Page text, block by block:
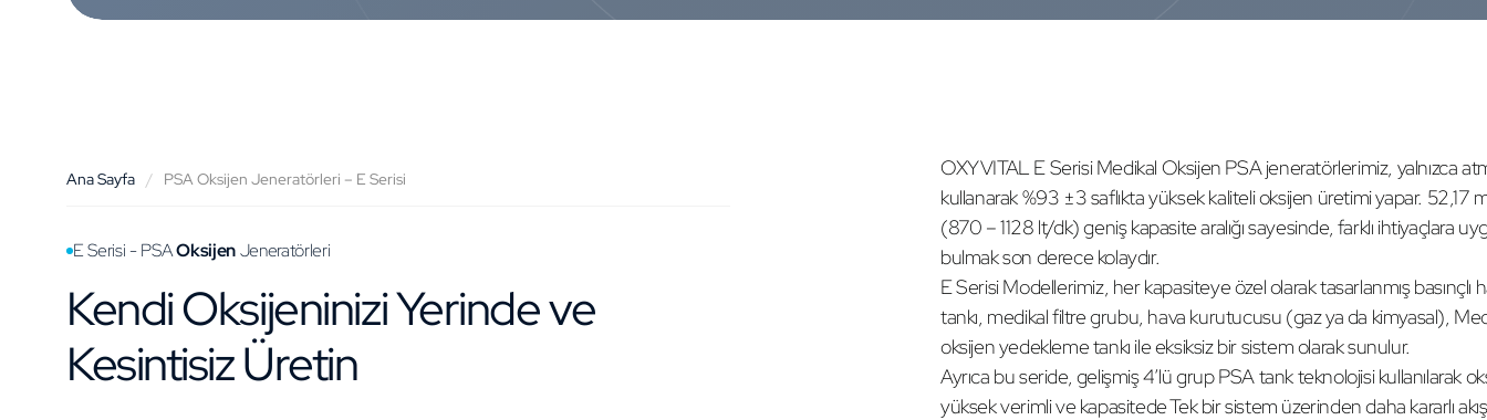
Ana Sayfa / PSA Oksijen Jeneratörleri – E Serisi
E Serisi - PSAOksijenJeneratörleri
Kendi Oksijeninizi Yerinde ve
Kesintisiz Üretin
OXYVITAL E Serisi Medikal Oksijen PSA jeneratörlerimiz, yalnızca
kullanarak %93 ±3 saflıkta yüksek kaliteli oksijen üretimi yapar. 52,17
(870 – 1128 lt/dk) geniş kapasite aralığı sayesinde, farklı ihtiyaçlara
bulmak son derece kolaydır.
E Serisi Modellerimiz, her kapasiteye özel olarak tasarlanmış basınçlı
tankı, medikal filtre grubu, hava kurutucusu (gaz ya da kimyasal),
oksijen yedekleme tankı ile eksiksiz bir sistem olarak sunulur.
Ayrıca bu seride, gelişmiş 4’lü grup PSA tank teknolojisi kullanılarak
yüksek verimli ve kapasitede Tek bir sistem üzerinden daha kararlı